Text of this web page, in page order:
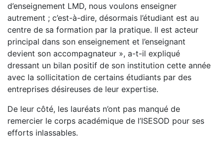
d’enseignement LMD, nous voulons enseigner
autrement ; c’est-à-dire, désormais l’étudiant est au
centre de sa formation par la pratique. Il est acteur
principal dans son enseignement et l’enseignant
devient son accompagnateur », a-t-il expliqué
dressant un bilan positif de son institution cette année
avec la sollicitation de certains étudiants par des
entreprises désireuses de leur expertise.
De leur côté, les lauréats n’ont pas manqué de
remercier le corps académique de l’ISESOD pour ses
efforts inlassables.